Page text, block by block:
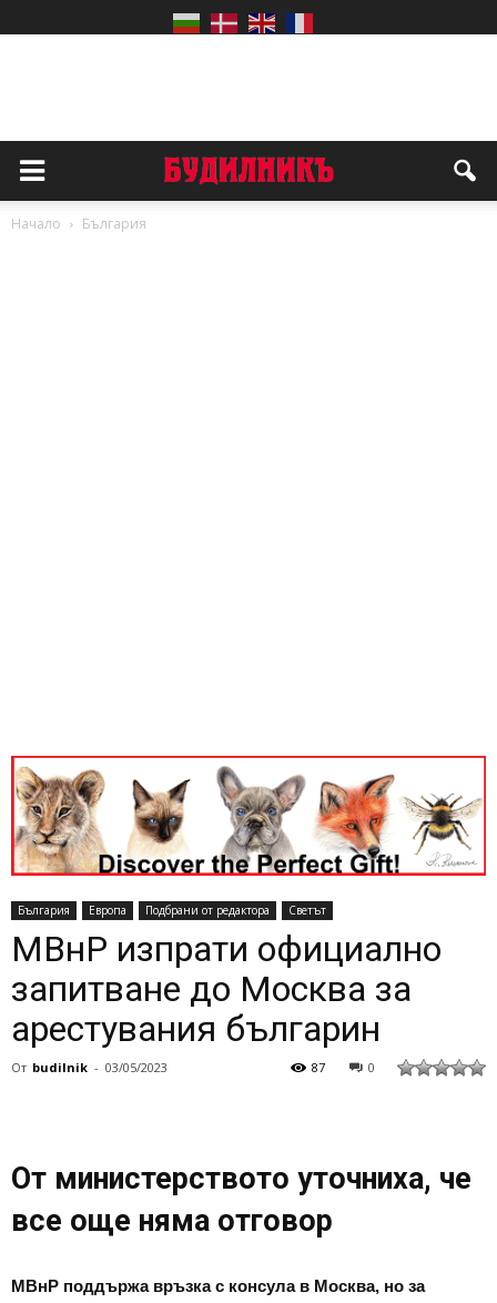
Начало България
България Европа Подбрани от редактора Светът
МВнР изпрати официално
запитване до Москва за
арестувания българин
От budilnik - 03/05/2023 0
87
От министерството уточниха, че
все още няма отговор
МВнР поддържа връзка с консула в Москва, но за